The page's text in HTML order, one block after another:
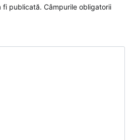
fi publicată. Câmpurile obligatorii